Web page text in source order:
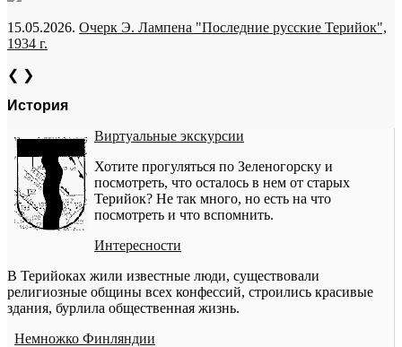
15.05.2026. Очерк Э. Лампена "Последние русские Терийок",
1934 г.
❮ ❯
История
Виртуальные экскурсии
Хотите прогуляться по Зеленогорску и
посмотреть, что осталось в нем от старых
Терийок? Не так много, но есть на что
посмотреть и что вспомнить.
Интересности
В Терийоках жили известные люди, существовали
религиозные общины всех конфессий, строились красивые
здания, бурлила общественная жизнь.
Немножко Финляндии